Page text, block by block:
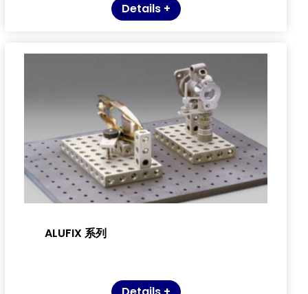
Details +
ALUFIX 系列